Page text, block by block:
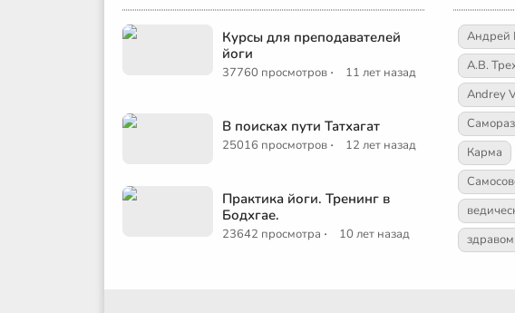
Курсы для преподавателей
йоги
37760 просмотров · 11 лет назад
В поисках пути Татхагат
25016 просмотров · 12 лет назад
Практика йоги. Тренинг в
Бодхгае.
23642 просмотра · 10 лет назад
Андрей
А.В.
Andrey
Карма